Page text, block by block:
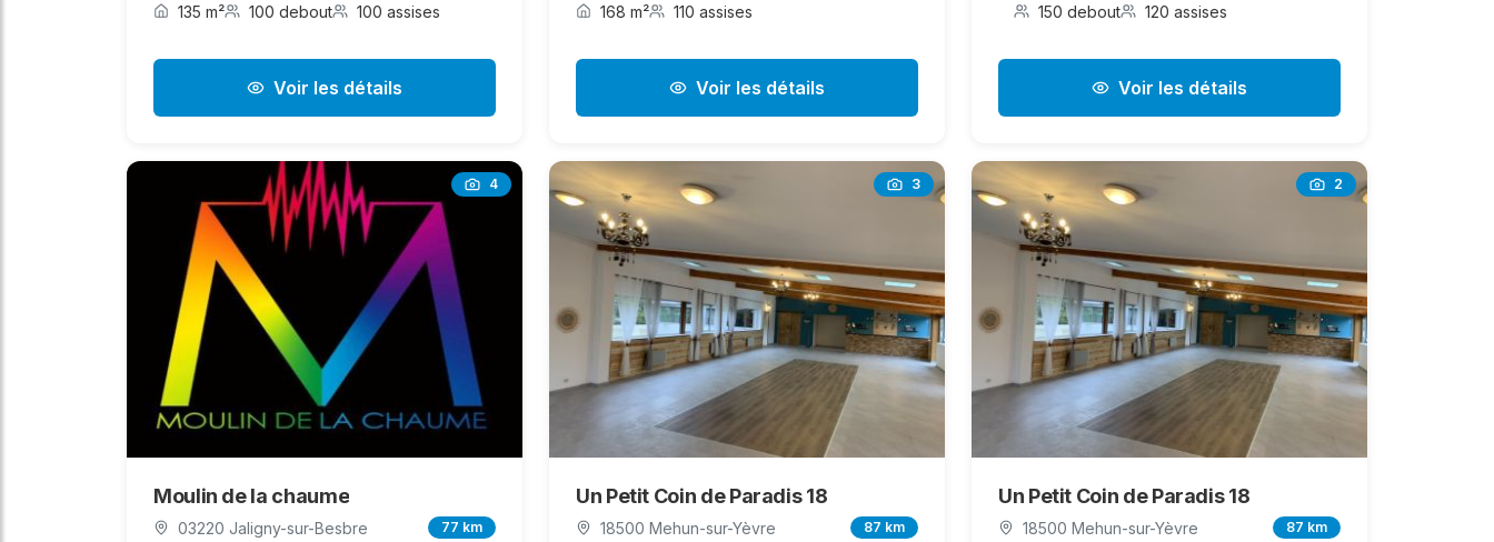
135 m² 100 debout 100 assises
Voir les détails
168 m² 110 assises
Voir les détails
150 debout 120 assises
Voir les détails
4
Moulin de la chaume
03220 Jaligny-sur-Besbre 77 km
3
Un Petit Coin de Paradis 18
18500 Mehun-sur-Yèvre 87 km
2
Un Petit Coin de Paradis 18
18500 Mehun-sur-Yèvre 87 km